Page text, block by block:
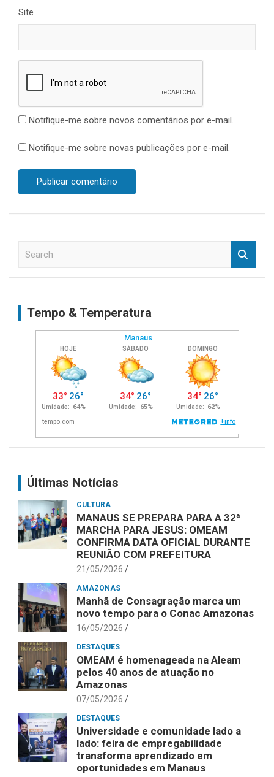
Site
Notifique-me sobre novos comentários por e-mail.
Notifique-me sobre novas publicações por e-mail.
Tempo & Temperatura
Últimas Notícias
CULTURA
MANAUS SE PREPARA PARA A 32ª
MARCHA PARA JESUS: OMEAM
CONFIRMA DATA OFICIAL DURANTE
REUNIÃO COM PREFEITURA
21/05/2026
AMAZONAS
Manhã de Consagração marca um
novo tempo para o Conac Amazonas
16/05/2026
DESTAQUES
OMEAM é homenageada na Aleam
pelos 40 anos de atuação no
Amazonas
07/05/2026
DESTAQUES
Universidade e comunidade lado a
lado: feira de empregabilidade
transforma aprendizado em
oportunidades em Manaus